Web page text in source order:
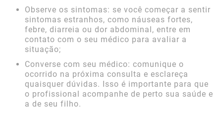
Observe os sintomas: se você começar a sentir
sintomas estranhos, como náuseas fortes,
febre, diarreia ou dor abdominal, entre em
contato com o seu médico para avaliar a
situação;
Converse com seu médico: comunique o
ocorrido na próxima consulta e esclareça
quaisquer dúvidas. Isso é importante para que
o profissional acompanhe de perto sua saúde e
a de seu filho.